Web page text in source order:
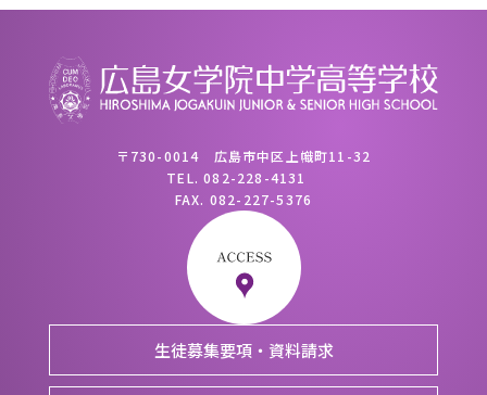
〒730-0014 広島市中区上幟町11-32
TEL.082-228-4131
FAX. 082-227-5376
生徒募集要項・資料請求